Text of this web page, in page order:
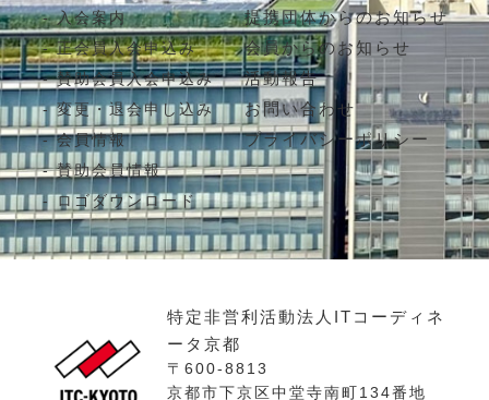
入会案内
正会員入会申込み
賛助会員入会申込み
変更・退会申し込み
会員情報
賛助会員情報
ロゴダウンロード
提携団体からのお知らせ
会員からのお知らせ
活動報告
お問い合わせ
プライバシーポリシー
特定非営利活動法人ITコーディネ
ータ京都
〒600-8813
京都市下京区中堂寺南町134番地